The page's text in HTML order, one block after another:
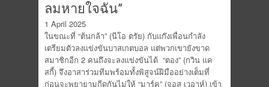
ลมหายใจฉัน”
1 April 2025
ในขณะที่ “ต้นกล้า” (นีโอ ตรัย) กับแก๊งเพื่อนกำลัง
เตรียมตัวลงแข่งขันบาสเกตบอล แต่พวกเขายังขาด
สมาชิกอีก 2 คนถึงจะลงแข่งขันได้ “ตอง” (กวิน แค
สกี้) จึงอาสาร่วมทีมพร้อมทั้งพิสูจน์ฝีมืออย่างเต็มที่
ก่อนจะพยายามกีดกันไม่ให้ “มาร์ค” (จอส เวอาห์) เข้า